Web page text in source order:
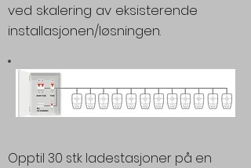
ved skalering av eksisterende
installasjonen/løsningen.
Opptil 30 stk ladestasjoner på en